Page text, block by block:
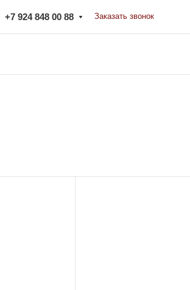
+7 924 848 00 88 Заказать звонок